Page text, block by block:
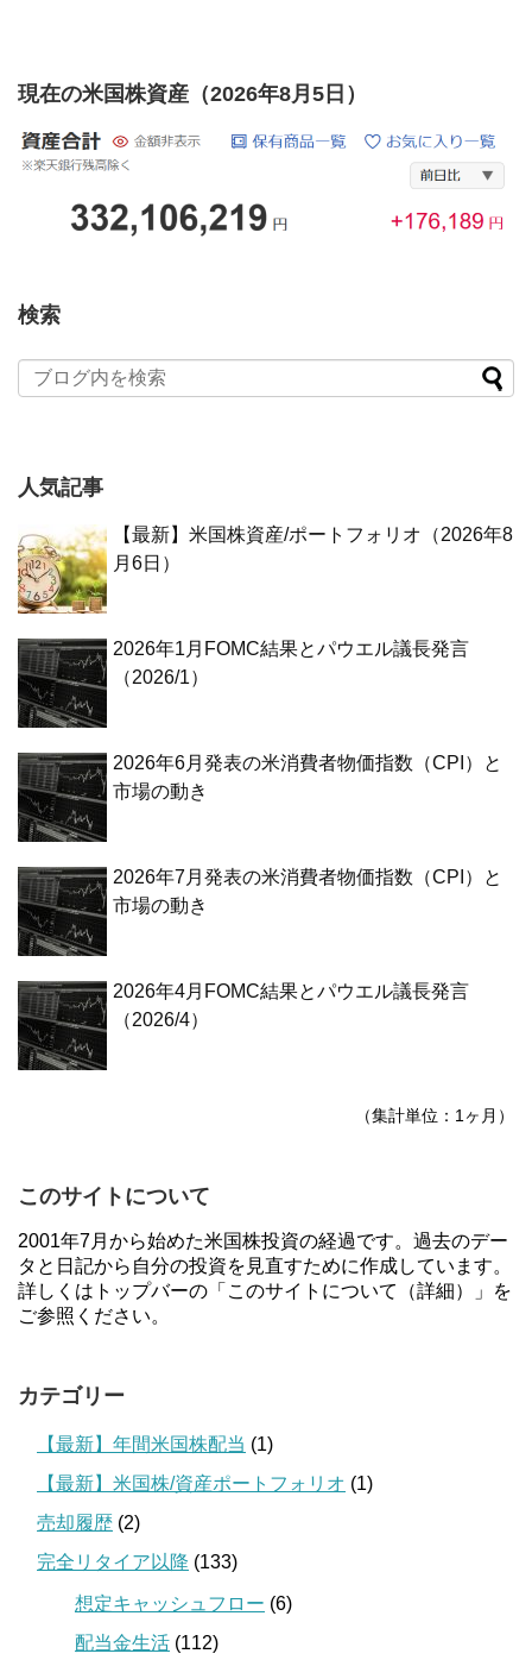
現在の米国株資産（2026年8月5日）
検索
人気記事
【最新】米国株資産/ポートフォリオ（2026年8
月6日）
2026年1月FOMC結果とパウエル議長発言
（2026/1）
2026年6月発表の米消費者物価指数（CPI）と
市場の動き
2026年7月発表の米消費者物価指数（CPI）と
市場の動き
2026年4月FOMC結果とパウエル議長発言
（2026/4）
（集計単位：1ヶ月）
このサイトについて
2001年7月から始めた米国株投資の経過です。過去のデー
タと日記から自分の投資を見直すために作成しています。
詳しくはトップバーの「このサイトについて（詳細）」を
ご参照ください。
カテゴリー
【最新】年間米国株配当 (1)
【最新】米国株/資産ポートフォリオ (1)
売却履歴 (2)
完全リタイア以降 (133)
想定キャッシュフロー (6)
配当金生活 (112)